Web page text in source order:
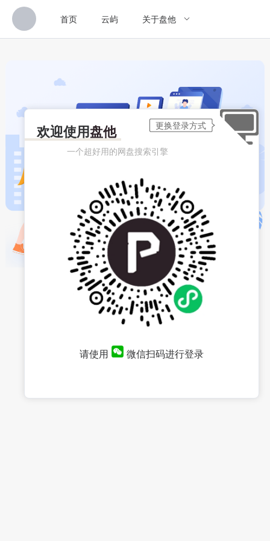
首页 云屿 关于盘他
欢迎使用盘他
一个超好用的网盘搜索引擎
请使用 微信扫码进行登录